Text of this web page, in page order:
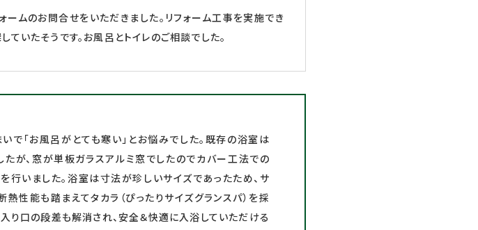
ームのお問合せをいただきました。リフォーム工事を実施でき
いたそうです。お風呂とトイレのご相談でした。
で「お風呂がとても寒い」とお悩みでした。既存の浴室は
たが、窓が単板ガラスアルミ窓でしたのでカバー工法での
行いました。浴室は寸法が珍しいサイズであったため、サ
熱性能も踏まえてタカラ（ぴったりサイズグランスパ）を採
入り口の段差も解消され、安全＆快適に入浴していただける